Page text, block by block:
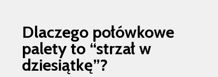
Dlaczego połówkowe
palety to “strzał w
dziesiątkę”?